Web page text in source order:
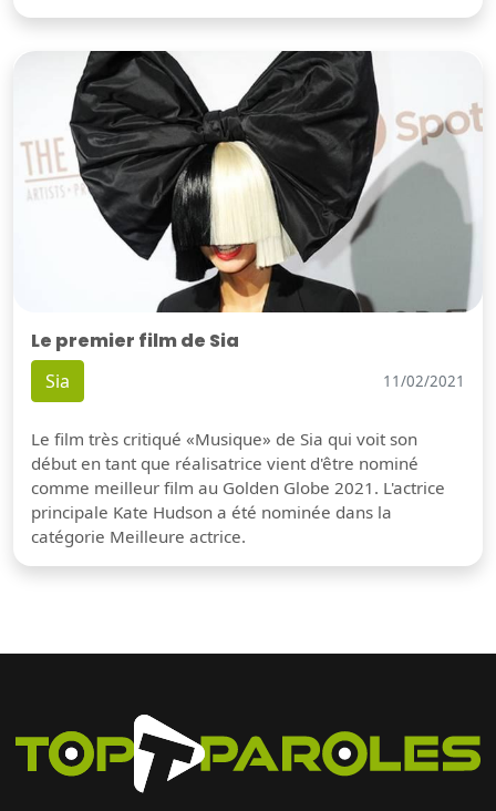
Le premier film de Sia
Sia 11/02/2021
Le film très critiqué «Musique» de Sia qui voit son
début en tant que réalisatrice vient d'être nominé
comme meilleur film au Golden Globe 2021. L'actrice
principale Kate Hudson a été nominée dans la
catégorie Meilleure actrice.